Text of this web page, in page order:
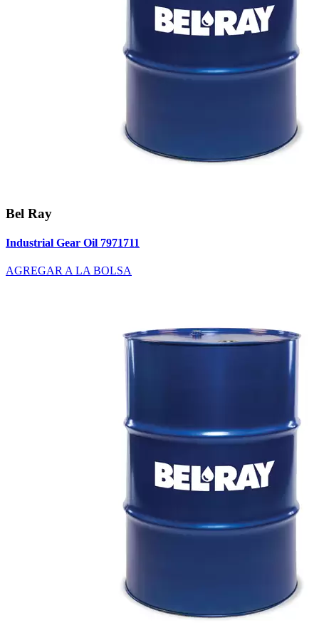
Bel Ray
Industrial Gear Oil 7971711
AGREGAR A LA BOLSA